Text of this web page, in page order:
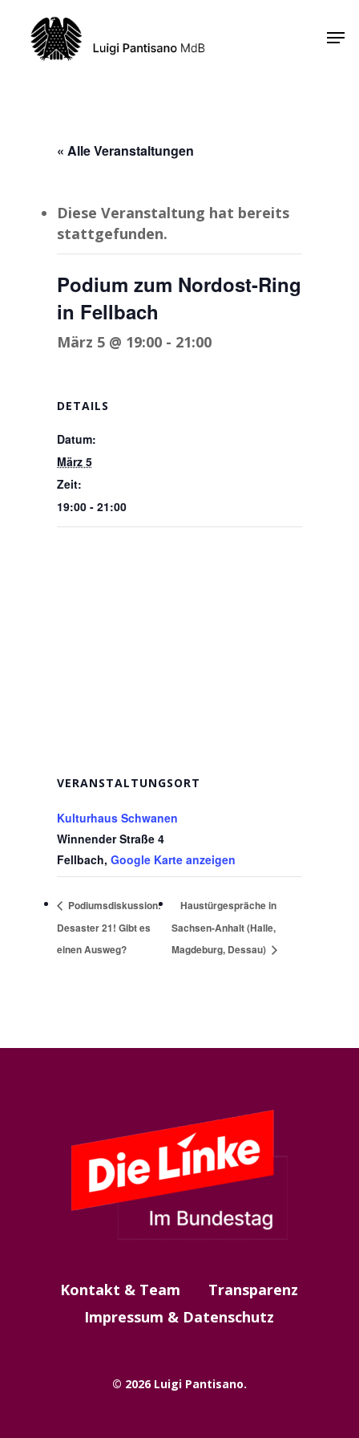
main
« Alle Veranstaltungen
Diese Veranstaltung hat bereits
stattgefunden.
Podium zum Nordost-Ring
in Fellbach
März 5 @ 19:00- 21:00
DETAILS
Datum:
März 5
Zeit:
19:00 - 21:00
VERANSTALTUNGSORT
Kulturhaus Schwanen
Winnender Straße 4
Fellbach, Google Karte anzeigen
Podiumsdiskussion:
Desaster 21! Gibt es
einen Ausweg?
Haustürgespräche in
Sachsen-Anhalt (Halle,
Magdeburg, Dessau)
Kontakt & Team
Transparenz
Impressum & Datenschutz
© 2026 Luigi Pantisano.
Close